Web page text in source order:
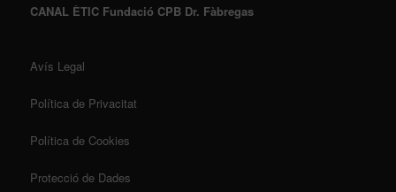
CANAL ÈTIC Fundació CPB Dr. Fàbregas
Avís Legal
Política de Privacitat
Política de Cookies
Protecció de Dades